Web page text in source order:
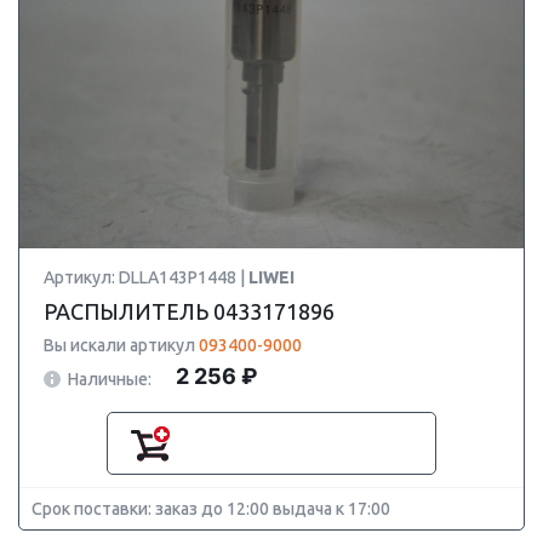
Артикул: DLLA143P1448 | LIWEI
РАСПЫЛИТЕЛЬ 0433171896
Вы искали артикул 093400-9000
Наличные:
2 256 ₽
Срок поставки: заказ до 12:00 выдача к 17:00